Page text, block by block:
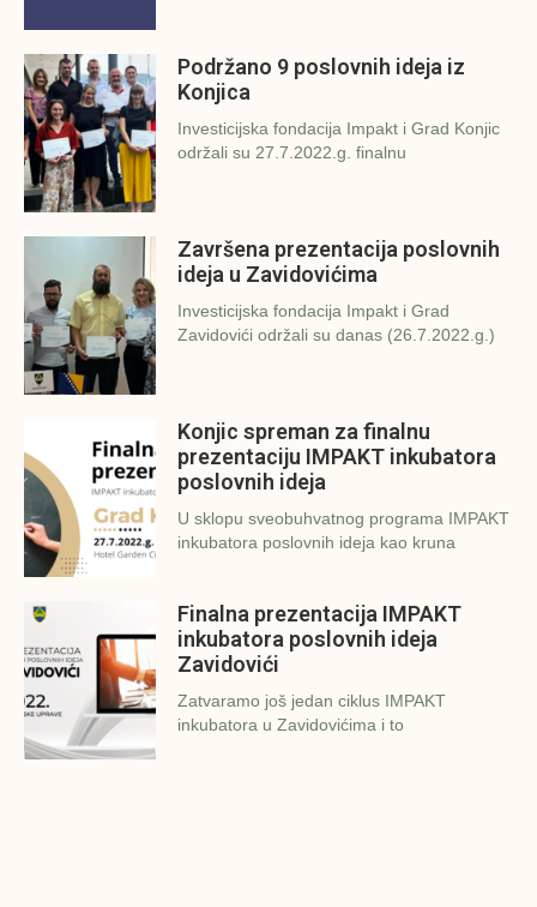
Podržano 9 poslovnih ideja iz
Konjica
Investicijska fondacija Impakt i Grad Konjic
održali su 27.7.2022.g. finalnu
Završena prezentacija poslovnih
ideja u Zavidovićima
Investicijska fondacija Impakt i Grad
Zavidovići održali su danas (26.7.2022.g.)
Konjic spreman za finalnu
prezentaciju IMPAKT inkubatora
poslovnih ideja
U sklopu sveobuhvatnog programa IMPAKT
inkubatora poslovnih ideja kao kruna
Finalna prezentacija IMPAKT
inkubatora poslovnih ideja
Zavidovići
Zatvaramo još jedan ciklus IMPAKT
inkubatora u Zavidovićima i to